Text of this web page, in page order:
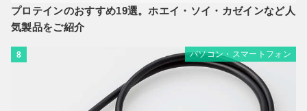
プロテインのおすすめ19選。ホエイ・ソイ・カゼインなど人
気製品をご紹介
8 パソコン・スマートフォン